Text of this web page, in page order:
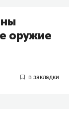
оружие